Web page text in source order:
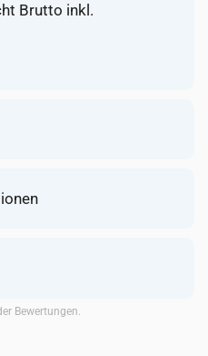
Brutto inkl.
Bewertungen.